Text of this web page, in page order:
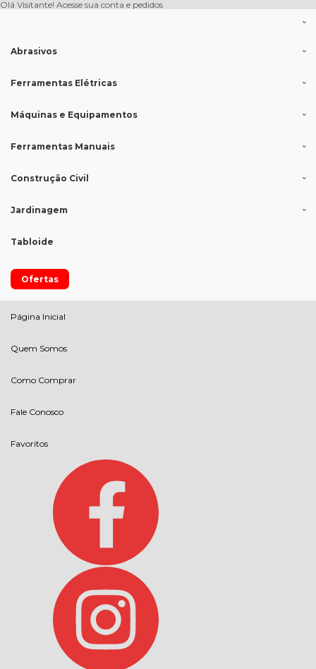
Olá Visitante! Acesse sua conta e pedidos
Abrasivos
Ferramentas Elétricas
Máquinas e Equipamentos
Ferramentas Manuais
Construção Civil
Jardinagem
Tabloide
Ofertas
Página Inicial
Quem Somos
Como Comprar
Fale Conosco
Favoritos